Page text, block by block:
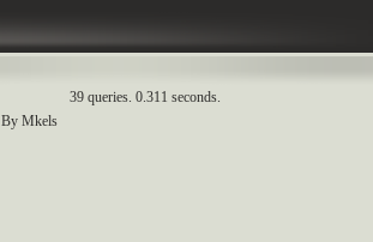
By Mkels
39 queries. 0.311 seconds.